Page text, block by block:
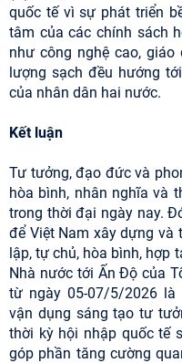
quốc tế vì sự phát triển
tâm của các chính sách
như công nghệ cao,
lượng sạch đều hướng
của nhân dân hai nước.
Kết luận
Tư tưởng, đạo đức và
hòa bình, nhân nghĩa và
trong thời đại ngày nay.
để Việt Nam xây dựng
lập, tự chủ, hòa bình, hợp
Nhà nước tới Ấn Độ của
từ ngày 05-07/5/2026
vận dụng sáng tạo tư
thời kỳ hội nhập quốc tế
góp phần tăng cường